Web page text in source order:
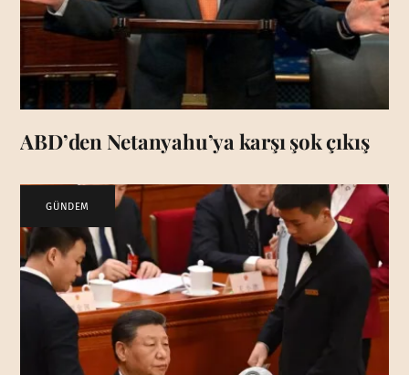
ABD’den Netanyahu’ya karşı şok çıkış
GÜNDEM